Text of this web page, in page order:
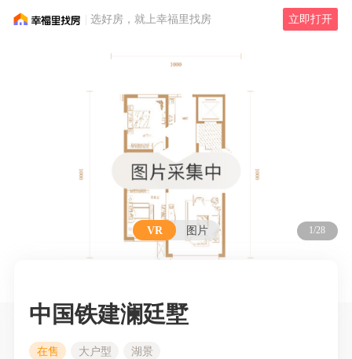
选好房，就上幸福里找房 立即打开
1/28
VR 图片
中国铁建澜廷墅
在售 大户型 湖景